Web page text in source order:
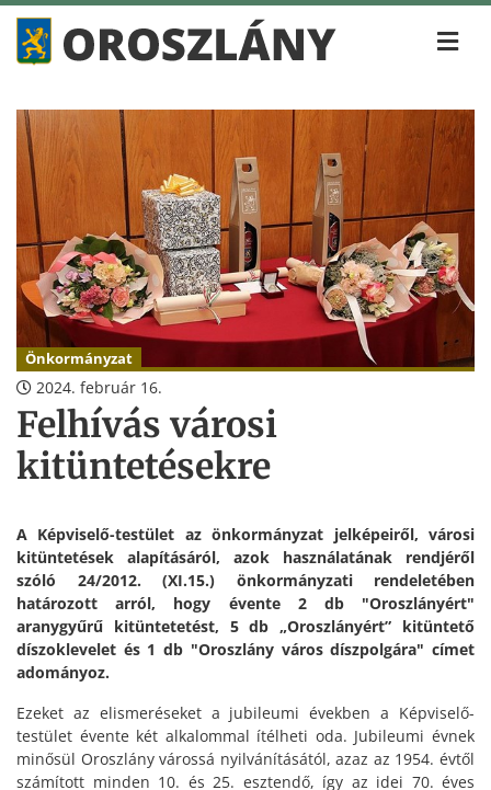
Önkormányzat
2024. február 16.
Felhívás városi
kitüntetésekre
A Képviselő-testület az önkormányzat jelképeiről, városi
kitüntetések alapításáról, azok használatának rendjéről
szóló 24/2012. (XI.15.) önkormányzati rendeletében
határozott arról, hogy évente 2 db "Oroszlányért"
aranygyűrű kitüntetetést, 5 db „Oroszlányért” kitüntető
díszoklevelet és 1 db "Oroszlány város díszpolgára" címet
adományoz.
Ezeket az elismeréseket a jubileumi években a Képviselő-
testület évente két alkalommal ítélheti oda. Jubileumi évnek
minősül Oroszlány várossá nyilvánításától, azaz az 1954. évtől
számított minden 10. és 25. esztendő, így az idei 70. éves